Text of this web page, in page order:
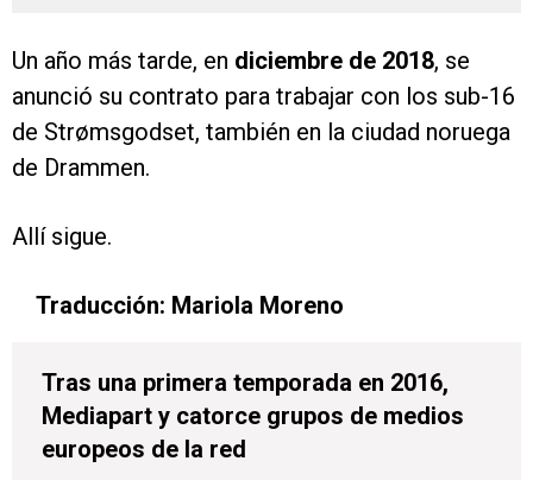
Un año más tarde, en diciembre de 2018, se
anunció su contrato para trabajar con los sub-16
de Strømsgodset, también en la ciudad noruega
de Drammen.
Allí sigue.
Traducción: Mariola Moreno
Tras una primera temporada en 2016,
Mediapart y catorce grupos de medios
europeos de la red